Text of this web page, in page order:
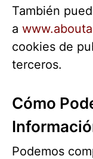
También
a
cookies de
terceros.
Cómo
Podemos